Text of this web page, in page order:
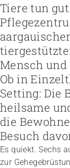
Personal rekrutieren
Arbeit und
Betrieb führen und
Sicherheit
Finanzierung regeln
Angebote entwickeln
Nachhaltigkeit
Einkauf organisieren
Berufliche Inklusion
Mit Angehörigen
Lebensende
Übergänge gestalten
Empowerment
Gesundheitsfragen
Integrität schützen
Bei Demenz begleiten
Höhere Fachschule
Höhere Fachschule
Höhere Fachschule
Praxispartner
Praxispartner finden
Sozial- und
Kindheits- und
Pflege und
Gastronomie und
Laufbahnberatung
Föderation
Arbeiten bei ARTISET
Mitgliedschaft
Vision, Mission, Werte
Politik und Positionen
Zusammenarbeit
Projekte
Tiere tun
Mensch
Ob in
Setting: Die
heilsame
die
Besuch
Es quiekt. Sechs
zur